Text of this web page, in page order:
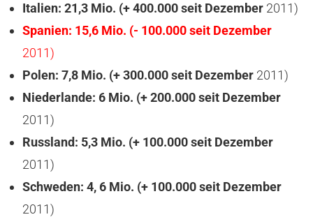
Italien: 21,3 Mio. (+ 400.000 seit Dezember 2011)
Spanien: 15,6 Mio. (- 100.000 seit Dezember
2011)
Polen: 7,8 Mio. (+ 300.000 seit Dezember 2011)
Niederlande: 6 Mio. (+ 200.000 seit Dezember
2011)
Russland: 5,3 Mio. (+ 100.000 seit Dezember
2011)
Schweden: 4, 6 Mio. (+ 100.000 seit Dezember
2011)